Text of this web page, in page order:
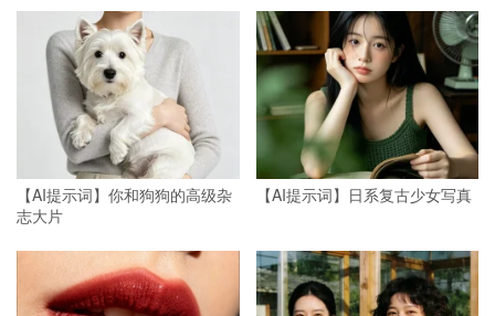
【AI提示词】你和狗狗的高级杂
志大片
【AI提示词】日系复古少女写真